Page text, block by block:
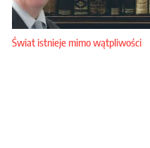
Świat istnieje mimo wątpliwości